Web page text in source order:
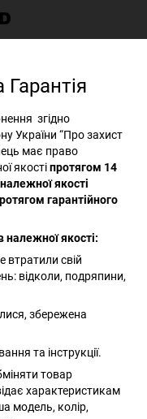
згідно
України “Про захист
має право
якостіпротягом 14
якості
гарантійного
належної якості:
втратили свій
відколи, подряпини,
збережена
та інструкції.
товар
характеристикам
модель, колір,